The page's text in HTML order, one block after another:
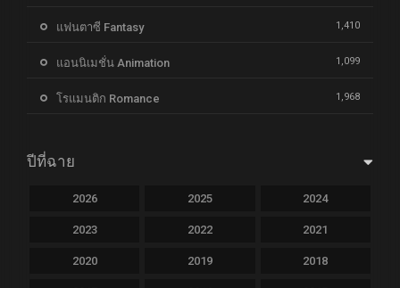
แฟนตาซี Fantasy 1,410
แอนนิเมชั่น Animation 1,099
โรแมนติก Romance 1,968
ปีที่ฉาย
2026 2025 2024
2023 2022 2021
2020 2019 2018